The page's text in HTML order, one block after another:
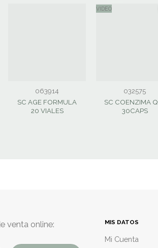
063914
SC AGE FORMULA
20 VIALES
VIDEO
032575
SC COENZIMA
30CAPS
venta online: MIS DATOS
Mi Cuenta